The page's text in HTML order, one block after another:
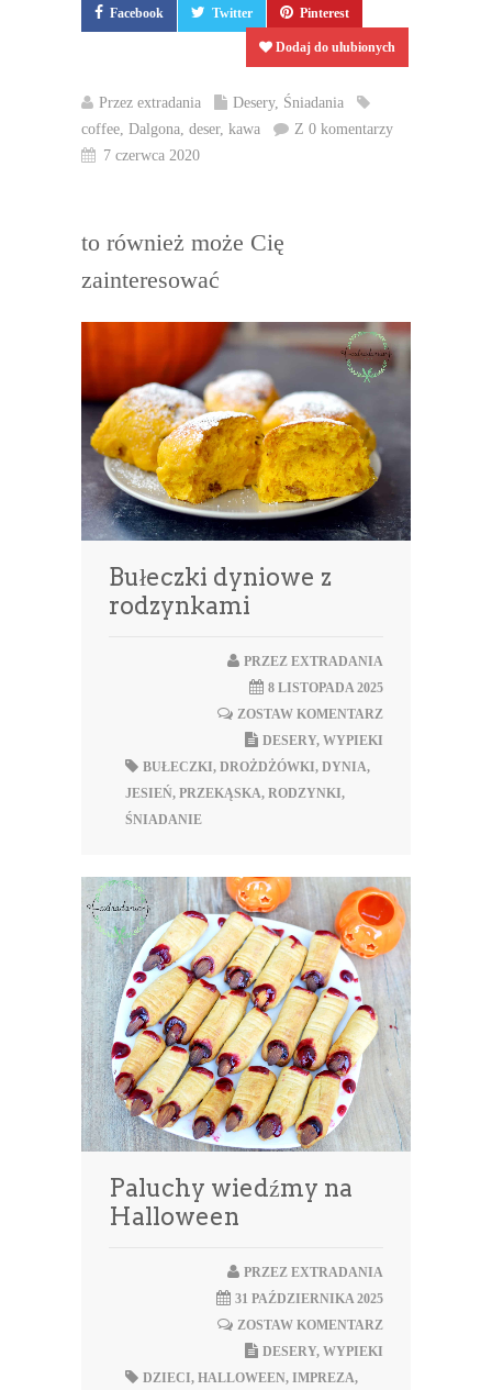
Facebook Twitter Pinterest
Dodaj do ulubionych
Przez extradania Desery, Śniadania
coffee Dalgona deser, kawa
Z 0 komentarzy
7 czerwca 2020
to również może Cię
zainteresować
Bułeczki dyniowe z
rodzynkami
PRZEZ EXTRADANIA
8 LISTOPADA 2025
ZOSTAW KOMENTARZ
DESERY, WYPIEKI
BUŁECZKI, DROŻDŻÓWKI, DYNIA,
JESIEŃ, PRZEKĄSKA, RODZYNKI,
ŚNIADANIE
Paluchy wiedźmy na
Halloween
PRZEZ EXTRADANIA
31 PAŹDZIERNIKA 2025
ZOSTAW KOMENTARZ
DESERY, WYPIEKI
DZIECI, HALLOWEEN, IMPREZA,